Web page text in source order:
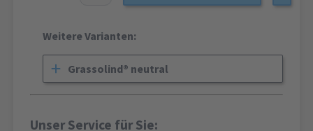
Weitere Varianten:
Grassolind® neutral
Unser Service für Sie: